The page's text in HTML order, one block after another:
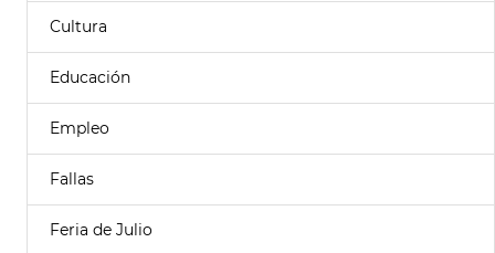
Cultura
Educación
Empleo
Fallas
Feria de Julio